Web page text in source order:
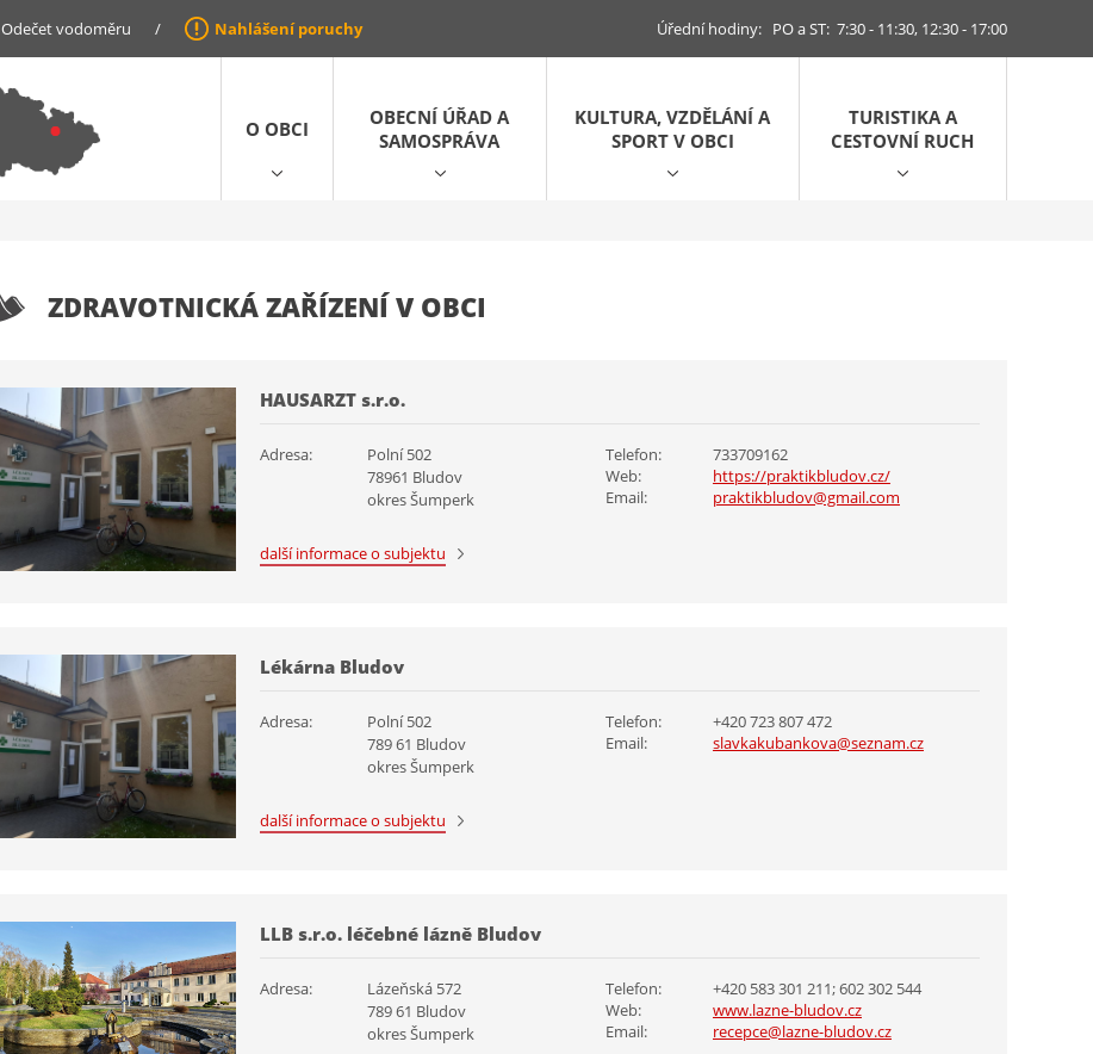
Odečet vodoměru / Nahlášení poruchy Úřední hodiny: PO a ST: 7:30 - 11:30, 12:30 - 17:00
O OBCI
OBECNÍ ÚŘAD A
SAMOSPRÁVA
KULTURA, VZDĚLÁNÍ A
SPORT V OBCI
TURISTIKA A
CESTOVNÍ RUCH
ZDRAVOTNICKÁ ZAŘÍZENÍ V OBCI
HAUSARZT s.r.o.
Adresa:
Polní 502
78961 Bludov
okres Šumperk
Telefon:
733709162
Web:
https://praktikbludov.cz/
Email:
praktikbludov@gmail.com
další informace o subjektu
Lékárna Bludov
Adresa:
Polní 502
789 61 Bludov
okres Šumperk
Telefon:
+420 723 807 472
Email:
slavkakubankova@seznam.cz
další informace o subjektu
LLB s.r.o. léčebné lázně Bludov
Adresa:
Lázeňská 572
789 61 Bludov
okres Šumperk
Telefon:
+420 583 301 211; 602 302 544
Web:
www.lazne-bludov.cz
Email:
recepce@lazne-bludov.cz